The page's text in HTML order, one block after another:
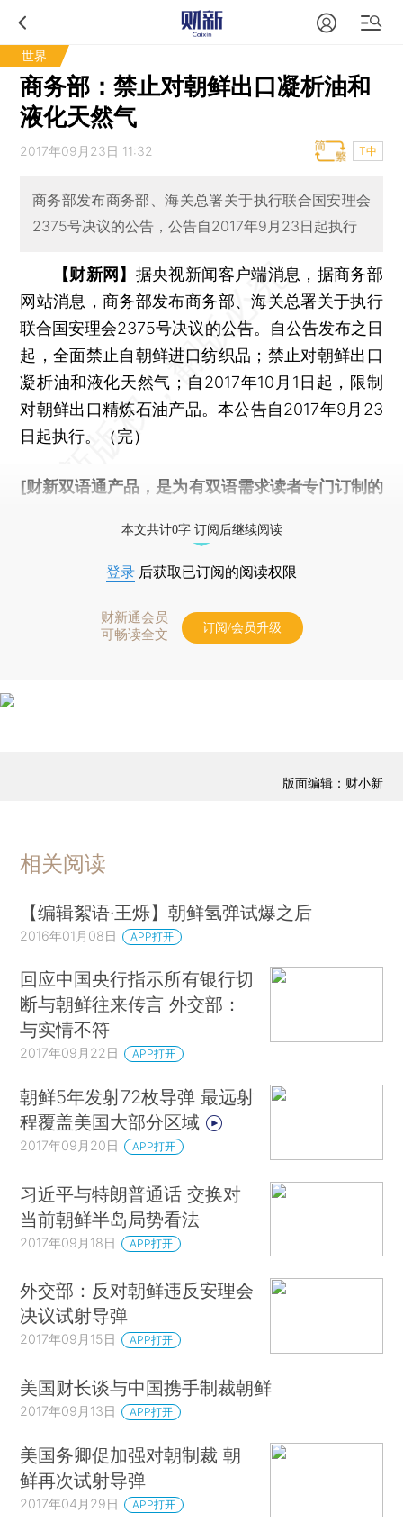
世界
商务部：禁止对朝鲜出口凝析油和
液化天然气
2017年09月23日 11:32 T中
商务部发布商务部、海关总署关于执行联合国安理会
2375号决议的公告，公告自2017年9月23日起执行
【财新网】 据央视新闻客户端消息，据商务部
网站消息，商务部发布商务部、海关总署关于执行
联合国安理会2375号决议的公告。自公告发布之日
起，全面禁止自朝鲜进口纺织品；禁止对朝鲜出口
凝析油和液化天然气；自2017年10月1日起，限制
对朝鲜出口精炼石油产品。本公告自2017年9月23
日起执行。（完）
[财新双语通产品，是为有双语需求读者专门订制的
本文共计0字 订阅后继续阅读
登录 后获取已订阅的阅读权限
财新通会员
可畅读全文
订阅/会员升级
版面编辑：财小新
相关阅读
【编辑絮语·王烁】朝鲜氢弹试爆之后
2016年01月08日 APP打开
回应中国央行指示所有银行切
断与朝鲜往来传言 外交部：
与实情不符
2017年09月22日 APP打开
朝鲜5年发射72枚导弹 最远射
程覆盖美国大部分区域
2017年09月20日 APP打开
习近平与特朗普通话 交换对
当前朝鲜半岛局势看法
2017年09月18日 APP打开
外交部：反对朝鲜违反安理会
决议试射导弹
2017年09月15日 APP打开
美国财长谈与中国携手制裁朝鲜
2017年09月13日 APP打开
美国务卿促加强对朝制裁 朝
鲜再次试射导弹
2017年04月29日 APP打开